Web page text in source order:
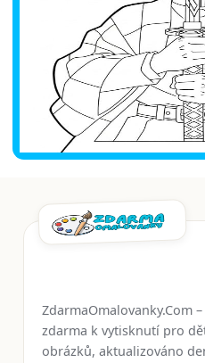
ZdarmaOmalovanky.Com
zdarma k vytisknutí pro
obrázků, aktualizováno